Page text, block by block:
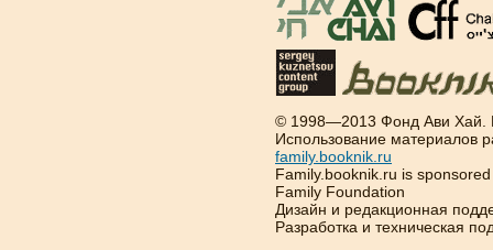
© 1998—2013 Фонд Ави Хай.
Использование материалов
family.booknik.ru
Family.booknik.ru is
Family Foundation
Дизайн и редакционная
Разработка и техническая